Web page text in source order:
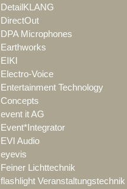
DetailKLANG
DirectOut
DPA Microphones
Earthworks
EIKI
Electro-Voice
Entertainment Technology
Concepts
event it AG
Event*Integrator
EVI Audio
eyevis
Feiner Lichttechnik
flashlight Veranstaltungstechnik